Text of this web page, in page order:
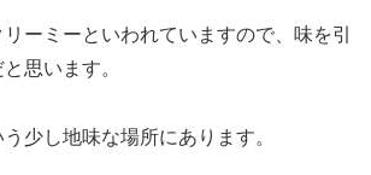
ーミーといわれていますので、味を引
思います。
少し地味な場所にあります。